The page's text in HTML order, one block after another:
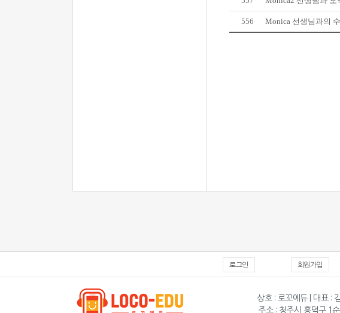
로그인 회원가입
상호 : 로꼬에듀 | 대표 :
주소 : 청주시 흥덕구 1